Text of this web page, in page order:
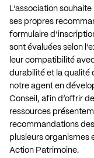
L’association
ses propres
formulaire
sont évaluées selon
leur compatibilité
durabilité et la qualité
notre agent en
Conseil, afin d’offrir
ressources
recommandations
plusieurs organismes
Action Patrimoine.